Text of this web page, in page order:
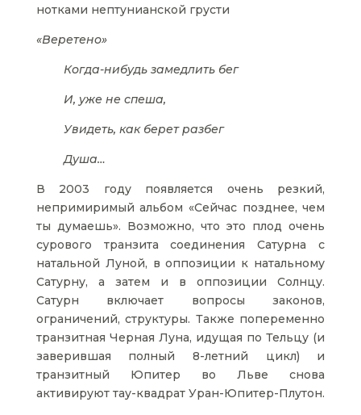
нотками нептунианской грусти
«Веретено»
Когда-нибудь замедлить бег
И, уже не спеша,
Увидеть, как берет разбег
Душа…
В 2003 году появляется очень резкий,
непримиримый альбом «Сейчас позднее, чем
ты думаешь». Возможно, что это плод очень
сурового транзита соединения Сатурна с
натальной Луной, в оппозиции к натальному
Сатурну, а затем и в оппозиции Солнцу.
Сатурн включает вопросы законов,
ограничений, структуры. Также попеременно
транзитная Черная Луна, идущая по Тельцу (и
заверившая полный 8-летний цикл) и
транзитный Юпитер во Льве снова
активируют тау-квадрат Уран-Юпитер-Плутон.